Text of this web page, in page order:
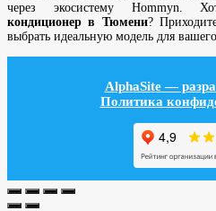
через экосистему Hommyn.
кондиционер в Тюмени?
выбрать идеальную модель для
AlphaSite —
Политика